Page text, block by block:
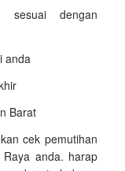
sesuai dengan
anda
Barat
cek pemutihan
anda. harap